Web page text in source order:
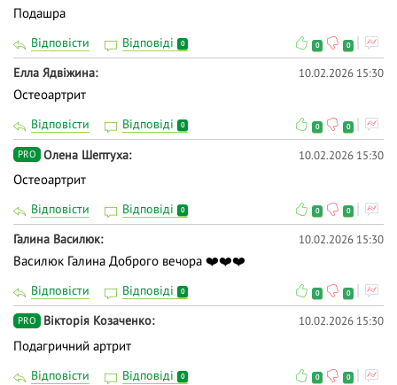
Подашра
Відповісти Відповіді 0 0 0
Елла Ядвіжина 10.02.2026 15:30
Остеоартрит
Відповісти Відповіді 0 0 0
PRO Олена Шептуха 10.02.2026 15:30
Остеоартрит
Відповісти Відповіді 0 0 0
Галина Василюк 10.02.2026 15:30
Василюк Галина Доброго вечора ❤️❤️❤️
Відповісти Відповіді 0 0 0
PRO Вікторія Козаченко 10.02.2026 15:30
Подагричний артрит
Відповісти Відповіді 0 0 0